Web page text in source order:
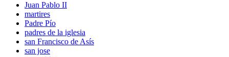
Juan Pablo II
martires
Padre Pío
padres de la iglesia
san Francisco de Asís
san jose